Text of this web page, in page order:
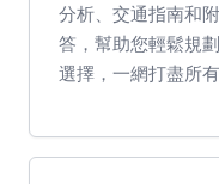
分析、交通指南和
答，幫助您輕鬆規
選擇，一網打盡所